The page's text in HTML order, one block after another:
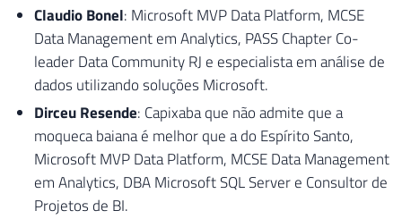
Claudio Bonel: Microsoft MVP Data Platform, MCSE
Data Management em Analytics, PASS Chapter Co-
leader Data Community RJ e especialista em análise de
dados utilizando soluções Microsoft.
Dirceu Resende: Capixaba que não admite que a
moqueca baiana é melhor que a do Espírito Santo,
Microsoft MVP Data Platform, MCSE Data Management
em Analytics, DBA Microsoft SQL Server e Consultor de
Projetos de BI.